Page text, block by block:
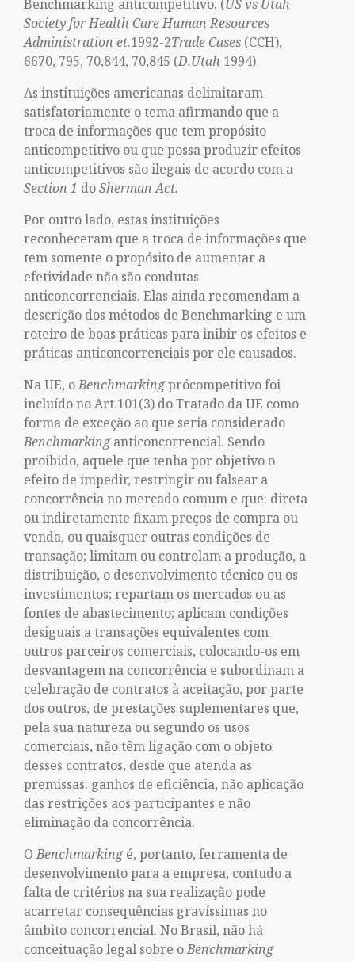
Benchmarking anticompetitivo. (US vs Utah
Society for Health Care Human Resources
Administration et.1992-2Trade Cases (CCH),
6670, 795, 70,844, 70,845 (D.Utah 1994)
As instituições americanas delimitaram
satisfatoriamente o tema afirmando que a
troca de informações que tem propósito
anticompetitivo ou que possa produzir efeitos
anticompetitivos são ilegais de acordo com a
Section 1 doSherman Act.
Por outro lado, estas instituições
reconheceram que a troca de informações que
tem somente o propósito de aumentar a
efetividade não são condutas
anticoncorrenciais. Elas ainda recomendam a
descrição dos métodos de Benchmarking e um
roteiro de boas práticas para inibir os efeitos e
práticas anticoncorrenciais por ele causados.
Na UE, oBenchmarkingprócompetitivo foi
incluído no Art.101(3) do Tratado da UE como
forma de exceção ao que seria considerado
Benchmarkinganticoncorrencial. Sendo
proibido, aquele que tenha por objetivo o
efeito de impedir, restringir ou falsear a
concorrência no mercado comum e que: direta
ou indiretamente fixam preços de compra ou
venda, ou quaisquer outras condições de
transação; limitam ou controlam a produção, a
distribuição, o desenvolvimento técnico ou os
investimentos; repartam os mercados ou as
fontes de abastecimento; aplicam condições
desiguais a transações equivalentes com
outros parceiros comerciais, colocando-os em
desvantagem na concorrência e subordinam a
celebração de contratos à aceitação, por parte
dos outros, de prestações suplementares que,
pela sua natureza ou segundo os usos
comerciais, não têm ligação com o objeto
desses contratos, desde que atenda as
premissas: ganhos de eficiência, não aplicação
das restrições aos participantes e não
eliminação da concorrência.
OBenchmarkingé, portanto, ferramenta de
desenvolvimento para a empresa, contudo a
falta de critérios na sua realização pode
acarretar consequências gravíssimas no
âmbito concorrencial. No Brasil, não há
conceituação legal sobre oBenchmarking